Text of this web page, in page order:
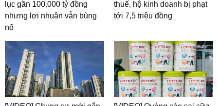
lục gần 100.000 tỷ đồng
nhưng lợi nhuận vẫn bùng
nổ
thuế, hộ kinh doanh bị phạt
tới 7,5 triệu đồng